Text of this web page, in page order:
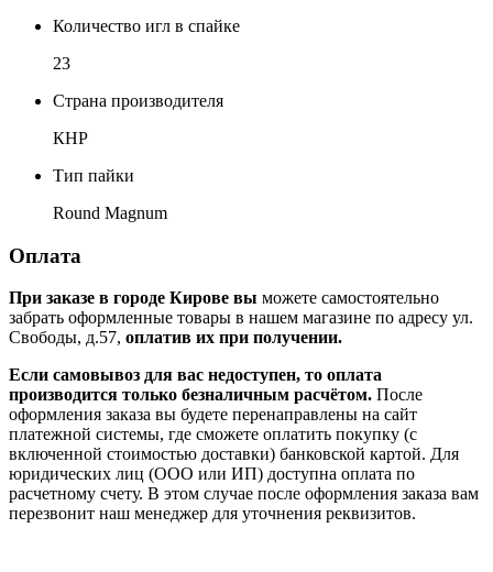
Количество игл в спайке
23
Страна производителя
КНР
Тип пайки
Round Magnum
Оплата
При заказе в городе Кирове вы можете самостоятельно
забрать оформленные товары в нашем магазине по адресу ул.
Свободы, д.57, оплатив их при получении.
Если самовывоз для вас недоступен, то оплата
производится только безналичным расчётом. После
оформления заказа вы будете перенаправлены на сайт
платежной системы, где сможете оплатить покупку (с
включенной стоимостью доставки) банковской картой. Для
юридических лиц (ООО или ИП) доступна оплата по
расчетному счету. В этом случае после оформления заказа вам
перезвонит наш менеджер для уточнения реквизитов.